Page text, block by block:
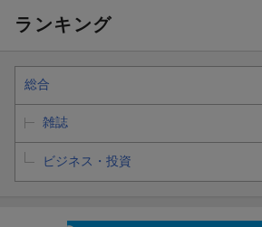
ランキング
総合
雑誌
ビジネス・投資